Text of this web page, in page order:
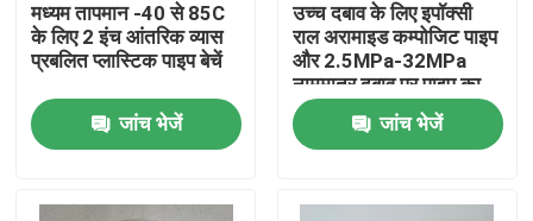
हमारे बारे में
फैक्टरी यात्रा
मध्यम तापमान -40 से 85C
के लिए 2 इंच आंतरिक व्यास
प्रबलित प्लास्टिक पाइप बेचें
जांच भेजें
उच्च दबाव के लिए इपॉक्सी
राल अरामाइड कम्पोजिट पाइप
और 2.5MPa-32MPa
नाममात्र दबाव पर पाइप का
आकार DN40mm-
250mm
जांच भेजें